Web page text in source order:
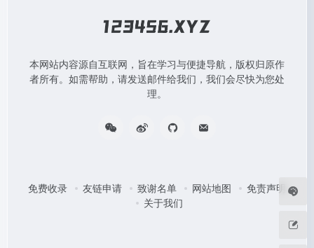
本网站内容源自互联网，旨在学习与便捷导航，版权归原作
者所有。如需帮助，请发送邮件给我们，我们会尽快为您处
理。
免费收录 友链申请 致谢名单 网站地图
免责声明
关于我们